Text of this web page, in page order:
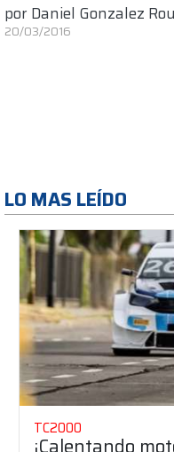
por Daniel Gonzalez
20/03/2016
LO MAS LEÍDO
TC2000